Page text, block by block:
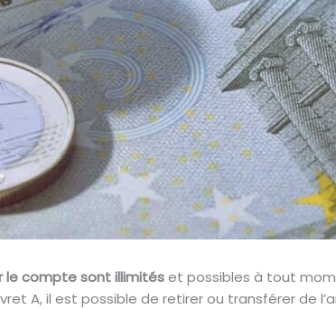
le compte sont illimitéset possibles à tout
A, il est possible de retirer ou transférer de